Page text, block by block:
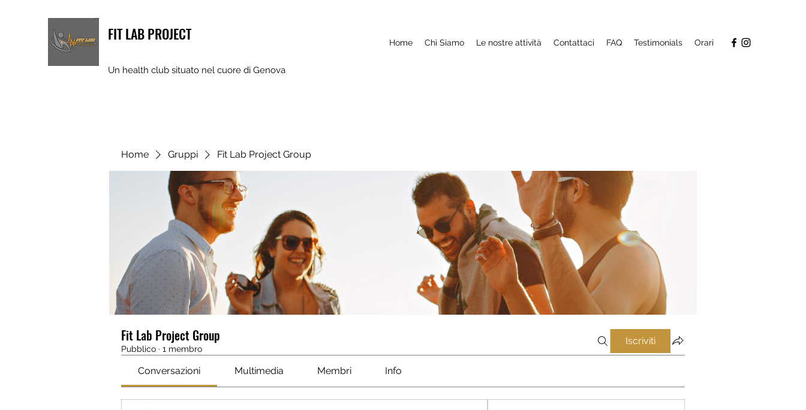
FIT LAB PROJECT
Un health club situato nel cuore di Genova
Home Chi Siamo Le nostre attività Contattaci FAQ Testimonials Orari
Home Gruppi Fit Lab Project Group
Fit Lab Project Group
Pubblico · 1 membro
Iscriviti
Conversazioni Multimedia Membri Info